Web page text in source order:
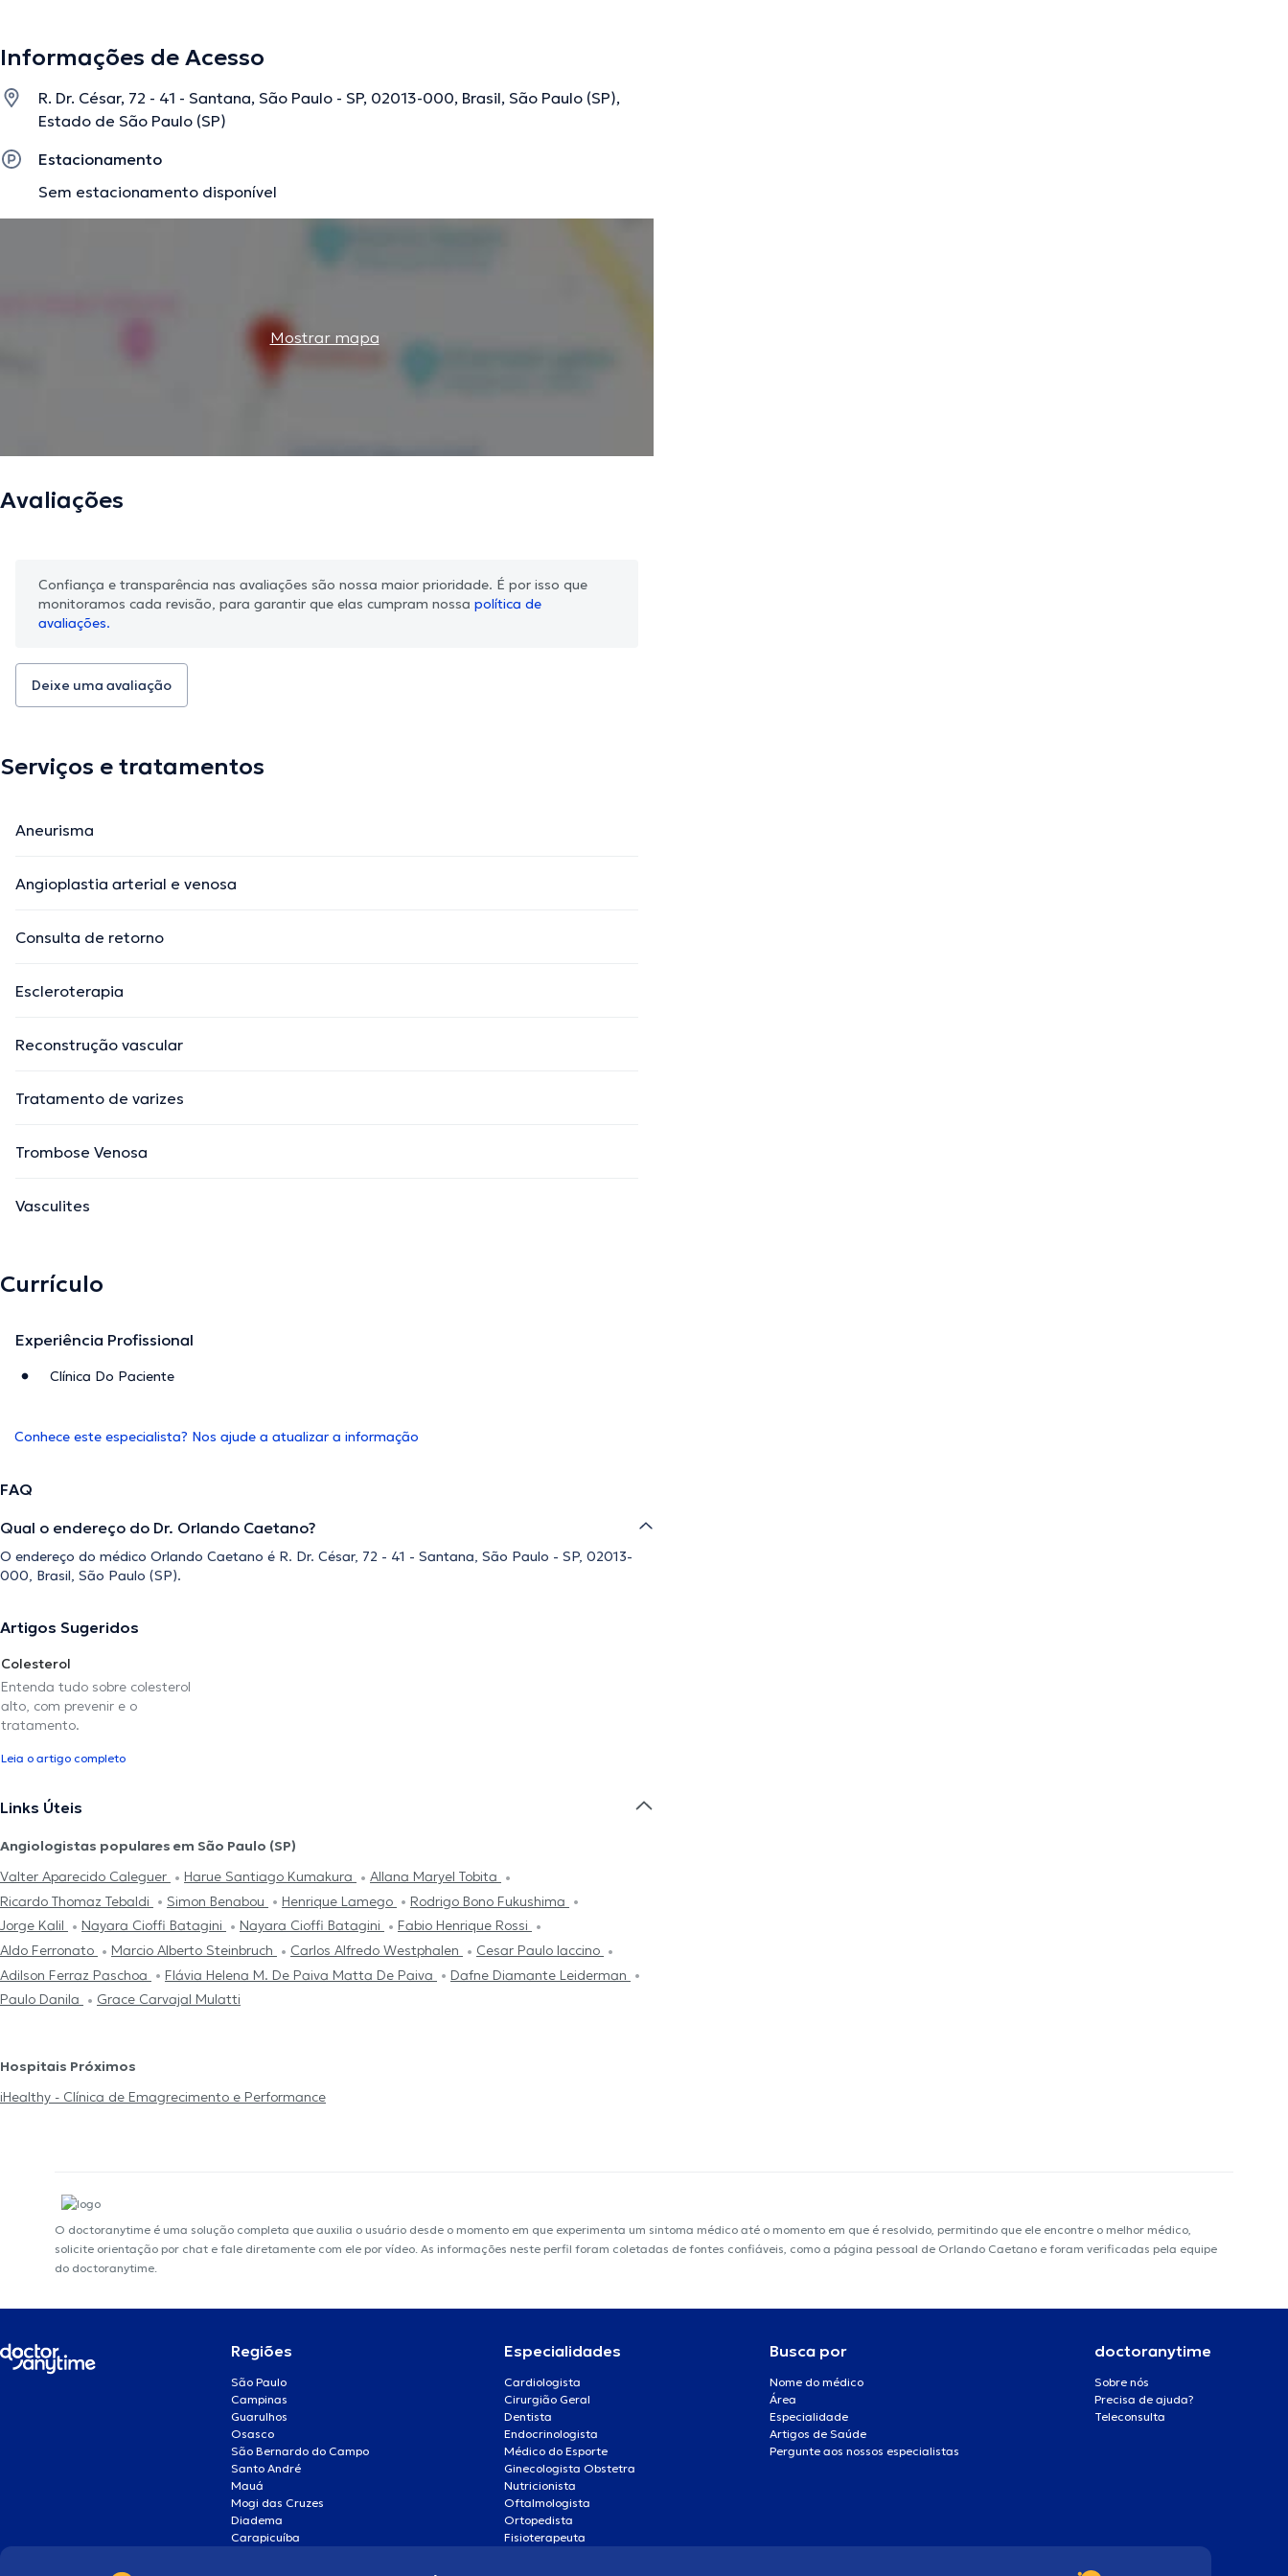
Informações de Acesso
R. Dr. César, 72 - 41 - Santana, São Paulo - SP, 02013-000, Brasil, São Paulo (SP),
Estado de São Paulo (SP)
Estacionamento
Sem estacionamento disponível
Mostrar mapa
Avaliações
Confiança e transparência nas avaliações são nossa maior prioridade. É por isso que
monitoramos cada revisão, para garantir que elas cumpram nossa política de
avaliações.
Deixe uma avaliação
Serviços e tratamentos
Aneurisma
Angioplastia arterial e venosa
Consulta de retorno
Escleroterapia
Reconstrução vascular
Tratamento de varizes
Trombose Venosa
Vasculites
Currículo
Experiência Profissional
Clínica Do Paciente
Conhece este especialista? Nos ajude a atualizar a informação
FAQ
Qual o endereço do Dr. Orlando Caetano?
O endereço do médico Orlando Caetano é R. Dr. César, 72 - 41 - Santana, São Paulo - SP, 02013-
000, Brasil, São Paulo (SP).
Artigos Sugeridos
Colesterol
Entenda tudo sobre colesterol
alto, com prevenir e o
tratamento.
Leia o artigo completo
Links Úteis
Angiologistas populares em São Paulo (SP)
Valter Aparecido Caleguer
Harue Santiago Kumakura
Allana Maryel Tobita
Ricardo Thomaz Tebaldi
Simon Benabou Henrique Lamego
Rodrigo Bono Fukushima
Jorge Kalil
Nayara Cioffi Batagini Nayara Cioffi Batagini
Fabio Henrique Rossi
Aldo Ferronato
Marcio Alberto Steinbruch Carlos Alfredo Westphalen
Cesar Paulo Iaccino
Adilson Ferraz Paschoa
Flávia Helena M. De Paiva Matta De Paiva
Dafne Diamante Leiderman
Paulo Danila
Grace Carvajal Mulatti
Hospitais Próximos
iHealthy - Clínica de Emagrecimento e Performance
O doctoranytime é uma solução completa que auxilia o usuário desde o momento em que experimenta um sintoma médico até o momento em que é resolvido, permitindo que ele encontre o melhor médico,
solicite orientação por chat e fale diretamente com ele por vídeo. As informações neste perfil foram coletadas de fontes confiáveis, como a página pessoal de Orlando Caetano e foram verificadas pela equipe
do doctoranytime.
Regiões
São Paulo
Campinas
Guarulhos
Osasco
São Bernardo do Campo
Santo André
Mauá
Mogi das Cruzes
Diadema
Carapicuíba
Especialidades
Cardiologista
Cirurgião Geral
Dentista
Endocrinologista
Médico do Esporte
Ginecologista Obstetra
Nutricionista
Oftalmologista
Ortopedista
Fisioterapeuta
Busca por
Nome do médico
Área
Especialidade
Artigos de Saúde
Pergunte aos nossos especialistas
doctoranytime
Sobre nós
Precisa de ajuda?
Teleconsulta